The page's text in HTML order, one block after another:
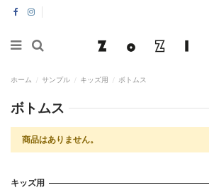
ホーム サンプル キッズ用 ボトムス
ボトムス
商品はありません。
キッズ用